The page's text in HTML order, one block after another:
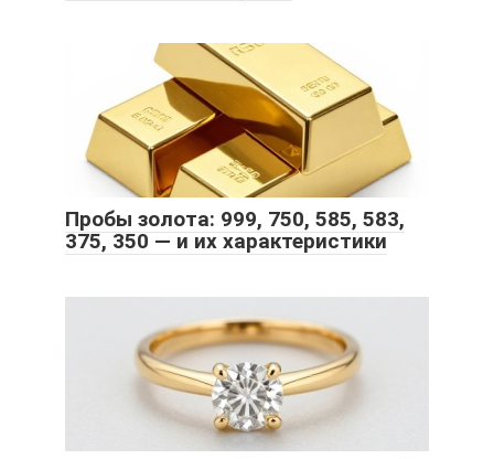
Пробы золота: 999, 750, 585, 583,
375, 350 — и их характеристики